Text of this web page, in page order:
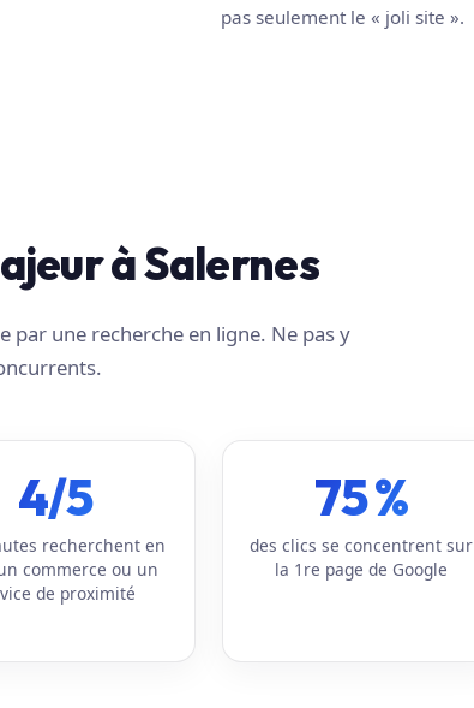
pas seulement le « joli site ».
à Salernes
une recherche en ligne. Ne pas y
4/5
recherchent en
commerce ou un
de proximité
75 %
des clics se concentrent sur
la 1re page de Google